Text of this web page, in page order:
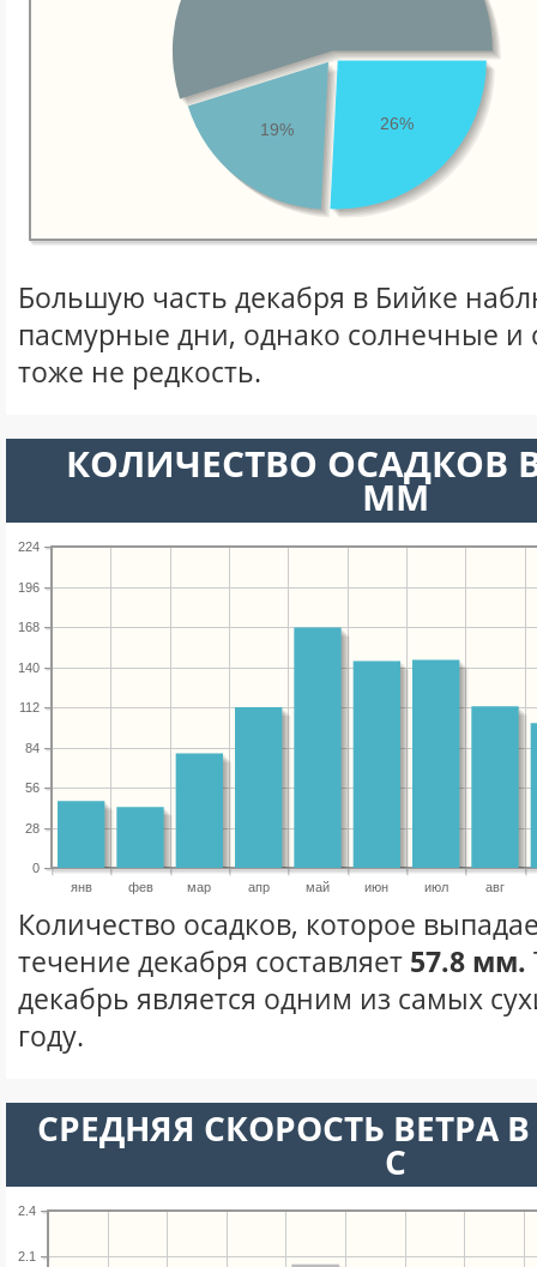
26%
19%
Большую часть декабря в Бийке
пасмурные дни, однако солнечные
тоже не редкость.
КОЛИЧЕСТВО ОСАДКОВ
ММ
янв фев мар апр май июн июл авг
0
28
56
84
112
140
168
196
224
Количество осадков, которое
течение декабря составляет 57.8 мм.
декабрь является одним из самых
году.
СРЕДНЯЯ СКОРОСТЬ ВЕТРА
С
2.1
2.4